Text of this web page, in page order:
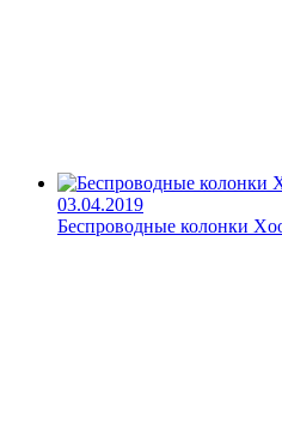
03.04.2019
Беспроводные колонки